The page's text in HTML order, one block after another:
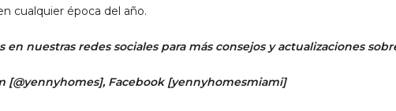
cualquier época del año.
en nuestras redes sociales para más consejos y actualizaciones
[@yennyhomes], Facebook [yennyhomesmiami]